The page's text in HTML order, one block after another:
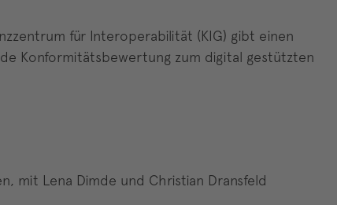
für Interoperabilität (KIG) gibt einen
Konformitätsbewertung zum digital gestützten
mit Lena Dimde und Christian Dransfeld